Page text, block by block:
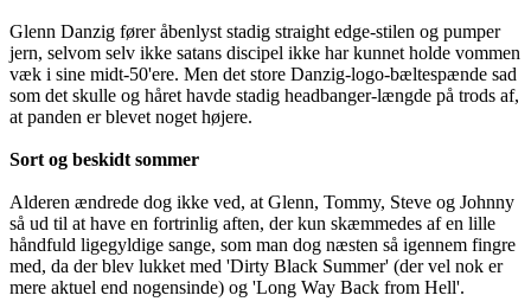
Glenn Danzig fører åbenlyst stadig straight edge-stilen og pumper
jern, selvom selv ikke satans discipel ikke har kunnet holde vommen
væk i sine midt-50'ere. Men det store Danzig-logo-bæltespænde sad
som det skulle og håret havde stadig headbanger-længde på trods af,
at panden er blevet noget højere.
Sort og beskidt sommer
Alderen ændrede dog ikke ved, at Glenn, Tommy, Steve og Johnny
så ud til at have en fortrinlig aften, der kun skæmmedes af en lille
håndfuld ligegyldige sange, som man dog næsten så igennem fingre
med, da der blev lukket med 'Dirty Black Summer' (der vel nok er
mere aktuel end nogensinde) og 'Long Way Back from Hell'.